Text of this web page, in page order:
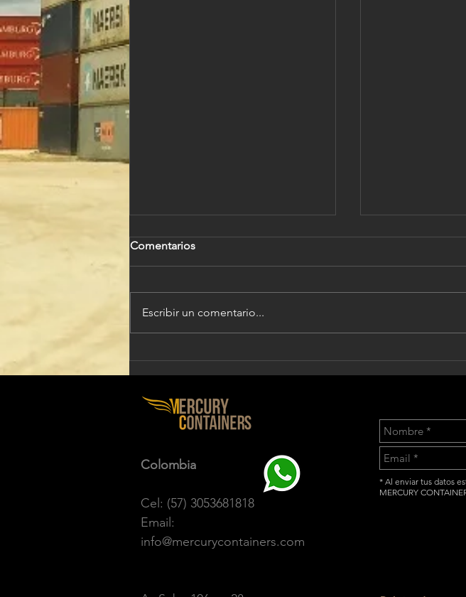
Comentarios
Escribir un comentario...
Colombia
Cel: (57) 3053681818
Email:
info@mercurycontainers.com
* Al enviar tus datos
MERCURY